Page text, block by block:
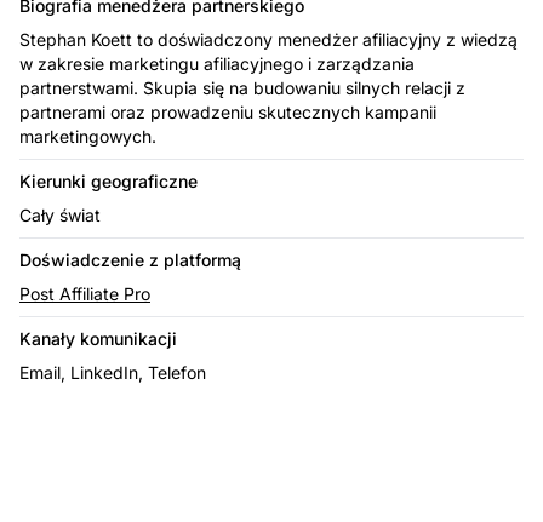
Biografia menedżera partnerskiego
Stephan Koett to doświadczony menedżer afiliacyjny z wiedzą
w zakresie marketingu afiliacyjnego i zarządzania
partnerstwami. Skupia się na budowaniu silnych relacji z
partnerami oraz prowadzeniu skutecznych kampanii
marketingowych.
Kierunki geograficzne
Cały świat
Doświadczenie z platformą
Post Affiliate Pro
Kanały komunikacji
Email, LinkedIn, Telefon